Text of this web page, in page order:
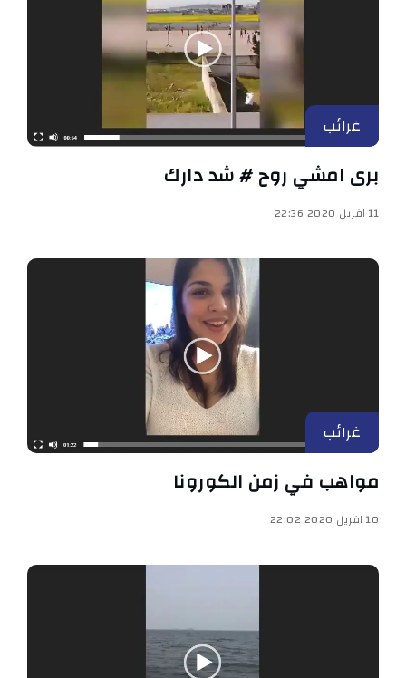
غرائب
برى امشي روح # شد دارك
11 افريل 2020 22:36
غرائب
مواهب في زمن الكورونا
10 افريل 2020 22:02